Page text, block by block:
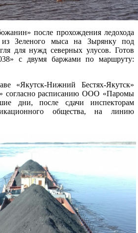
после прохождения ледохода
Зеленого мыса на Зырянку под
для нужд северных улусов. Готов
с двумя баржами по маршруту:
«Якутск-Нижний Бестях-Якутск»
согласно расписанию ООО «Паромы
дни, после сдачи инспекторам
общества, на линию